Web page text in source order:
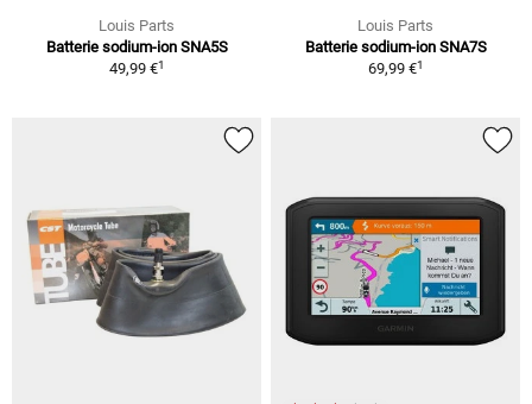
Louis Parts
Batterie sodium-ion SNA5S
49,99 €1
Louis Parts
Batterie sodium-ion SNA7S
69,99 €1